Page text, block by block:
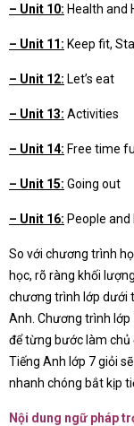
– Unit 10: Health and
– Unit 11: Keep fit,
– Unit 12: Let’s eat
– Unit 13: Activities
– Unit 14: Free time
– Unit 15: Going out
– Unit 16: People and
So với chương trình
học, rõ ràng khối
chương trình lớp dưới
Anh. Chương trình lớp
để từng bước làm
Tiếng Anh lớp 7 giỏi
nhanh chóng bắt kịp
Nội dung ngữ pháp